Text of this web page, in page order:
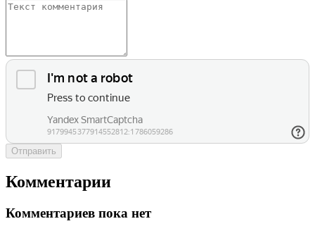
Отправить
Комментарии
Комментариев пока нет